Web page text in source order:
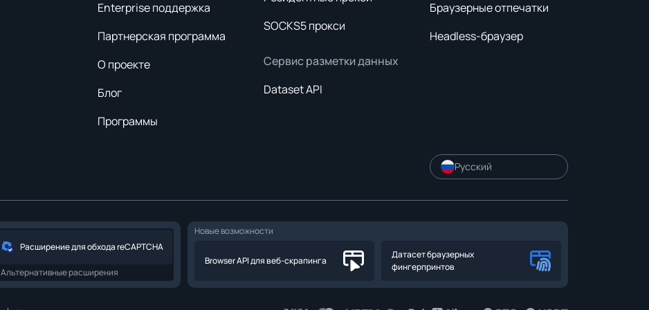
Enterprise поддержка
Партнерская программа
О проекте
Блог
Программы
SOCKS5 прокси
Сервис разметки данных
Dataset API
Браузерные отпечатки
Headless-браузер
Русский
Расширение для обхода reCAPTCHA
Альтернативные расширения
Новые возможности
Browser API для веб-скрапинга
Датасет браузерных
фингерпринтов